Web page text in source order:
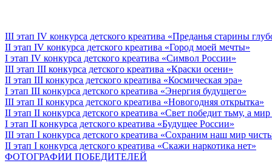
III этап IV конкурса детского креатива «Преданья старины
II этап IV конкурса детского креатива «Город моей мечты»
I этап IV конкурса детского креатива «Символ России»
III этап III конкурса детского креатива «Краски осени»
II этап III конкурса детского креатива «Космическая эра»
I этап III конкурса детского креатива «Энергия будущего»
III этап II конкурса детского креатива «Новогодняя открытка»
II этап II конкурса детского креатива «Свет победит тьму, а
I этап II конкурса детского креатива «Будущее России»
III этап I конкурса детского креатива «Сохраним наш мир
II этап I конкурса детского креатива «Скажи наркотика нет»
ФОТОГРАФИИ ПОБЕДИТЕЛЕЙ